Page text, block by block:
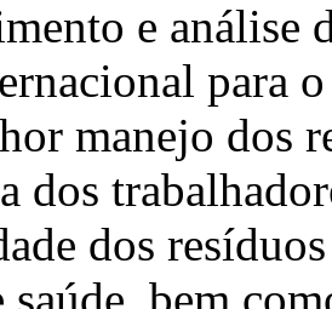
e análise
para
manejo dos
dos
dos
saúde, bem